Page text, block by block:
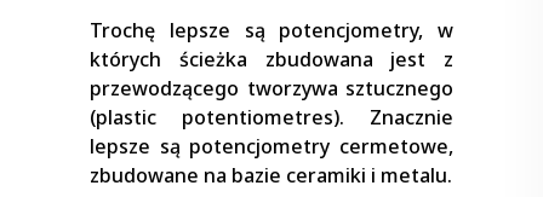
Trochę lepsze są potencjometry, w
których ścieżka zbudowana jest z
przewodzącego tworzywa sztucznego
(plastic potentiometres). Znacznie
lepsze są potencjometry cermetowe,
zbudowane na bazie ceramiki i metalu.